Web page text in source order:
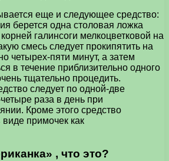
еще и следующее средство:
берется одна столовая ложка
галинсоги мелкоцветковой на
смесь следует прокипятить на
четырех-пяти минут, а затем
в течение приблизительно одного
тщательно процедить.
следует по одной-две
раза в день при
Кроме этого средство
примочек как
, что это?